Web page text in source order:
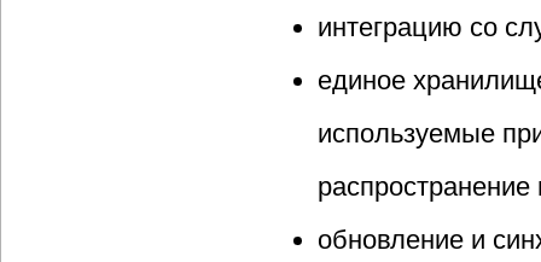
интеграцию со
единое
используемые
обновление и